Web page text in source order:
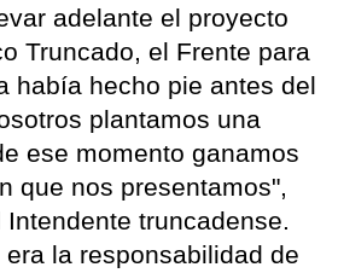
adelante el proyecto
Truncado, el Frente para
había hecho pie antes del
plantamos una
ese momento ganamos
que nos presentamos",
truncadense.
la responsabilidad de